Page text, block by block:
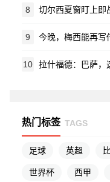
8 切尔西夏窗盯上即战
9 今晚，梅西能再写
10 拉什福德：巴萨，
热门标签 TAGS
足球 英超
世界杯 西甲